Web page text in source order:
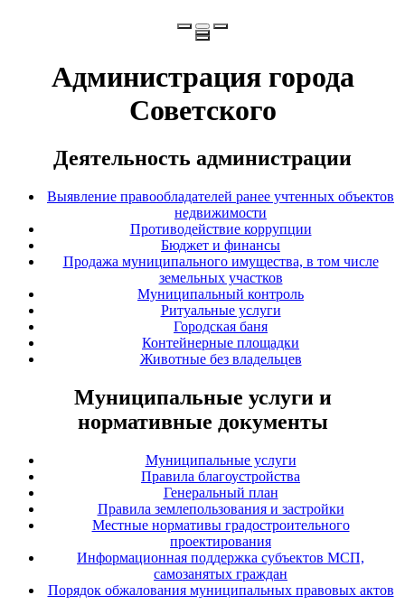
Администрация города
Советского
Деятельность администрации
Выявление правообладателей ранее учтенных объектов
недвижимости
Противодействие коррупции
Бюджет и финансы
Продажа муниципального имущества, в том числе
земельных участков
Муниципальный контроль
Ритуальные услуги
Городская баня
Контейнерные площадки
Животные без владельцев
Муниципальные услуги и
нормативные документы
Муниципальные услуги
Правила благоустройства
Генеральный план
Правила землепользования и застройки
Местные нормативы градостроительного
проектирования
Информационная поддержка субъектов МСП,
самозанятых граждан
Порядок обжалования муниципальных правовых актов